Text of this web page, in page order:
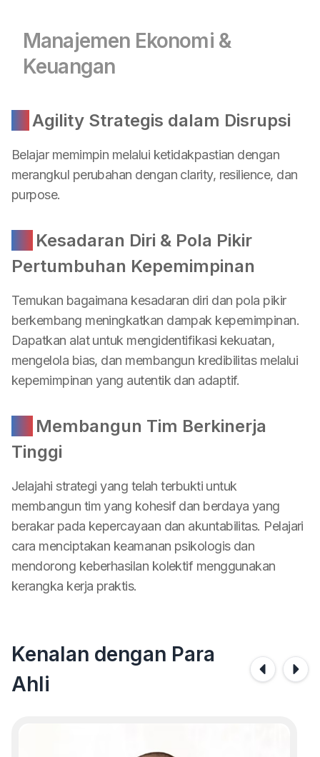
Manajemen Ekonomi &
Keuangan
Agility Strategis dalam Disrupsi
Belajar memimpin melalui ketidakpastian dengan
merangkul perubahan dengan clarity, resilience, dan
purpose.
Kesadaran Diri & Pola Pikir
Pertumbuhan Kepemimpinan
Temukan bagaimana kesadaran diri dan pola pikir
berkembang meningkatkan dampak kepemimpinan.
Dapatkan alat untuk mengidentifikasi kekuatan,
mengelola bias, dan membangun kredibilitas melalui
kepemimpinan yang autentik dan adaptif.
Membangun Tim Berkinerja
Tinggi
Jelajahi strategi yang telah terbukti untuk
membangun tim yang kohesif dan berdaya yang
berakar pada kepercayaan dan akuntabilitas. Pelajari
cara menciptakan keamanan psikologis dan
mendorong keberhasilan kolektif menggunakan
kerangka kerja praktis.
Kenalan dengan Para
Ahli